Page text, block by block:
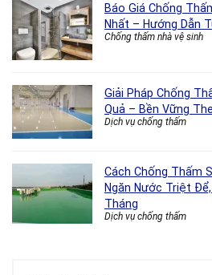
Báo Giá Chống
Nhất – Hướng Dẫn
Chống thấm nhà vệ sinh
Giải Pháp Chống
Quả – Bền Vững
Dịch vụ chống thấm
Cách Chống Thấm
Ngăn Nước Triệt
Tháng
Dịch vụ chống thấm